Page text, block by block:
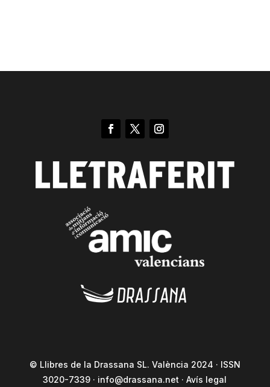
© Llibres de la Drassana SL. València 2024 · ISSN
3020-7339 · info@drassana.net ·Avís legal